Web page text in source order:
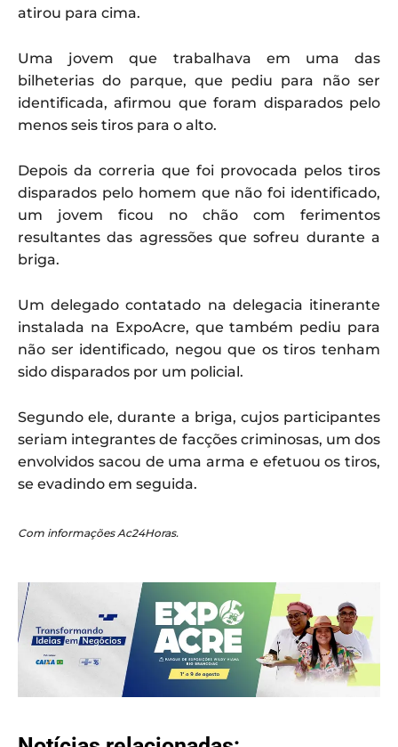
atirou para cima.
Uma jovem que trabalhava em uma das
bilheterias do parque, que pediu para não ser
identificada, afirmou que foram disparados pelo
menos seis tiros para o alto.
Depois da correria que foi provocada pelos tiros
disparados pelo homem que não foi identificado,
um jovem ficou no chão com ferimentos
resultantes das agressões que sofreu durante a
briga.
Um delegado contatado na delegacia itinerante
instalada na ExpoAcre, que também pediu para
não ser identificado, negou que os tiros tenham
sido disparados por um policial.
Segundo ele, durante a briga, cujos participantes
seriam integrantes de facções criminosas, um dos
envolvidos sacou de uma arma e efetuou os tiros,
se evadindo em seguida.
Com informações Ac24Horas.